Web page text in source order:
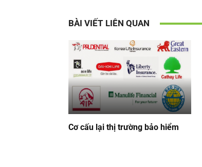
BÀI VIẾT LIÊN QUAN
Cơ cấu lại thị trường bảo hiểm